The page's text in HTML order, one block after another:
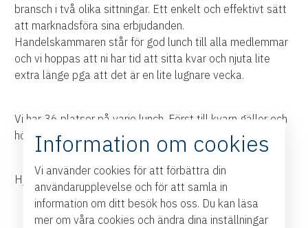
bransch i två olika sittningar. Ett enkelt och effektivt sätt
att marknadsföra sina erbjudanden.
Handelskammaren står för god lunch till alla medlemmar
och vi hoppas att ni har tid att sitta kvar och njuta lite
extra länge pga att det är en lite lugnare vecka.
Vi har 36 platser på varje lunch. Först till kvarn gäller och
högst 1 person från samma företag!
Hjärtligt välkommen!
Information om cookies
Vi använder cookies för att förbättra din
användarupplevelse och för att samla in
information om ditt besök hos oss. Du kan läsa
mer om våra cookies och ändra dina inställningar